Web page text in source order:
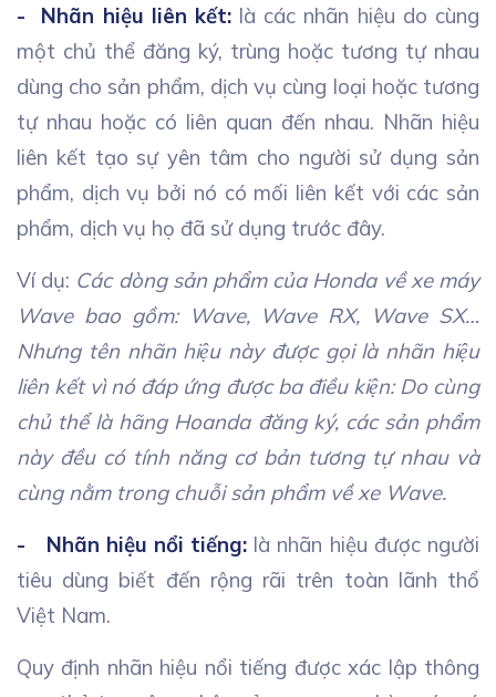
- Nhãn hiệu liên kết:là các nhãn hiệu do cùng
một chủ thể đăng ký, trùng hoặc tương tự nhau
dùng cho sản phẩm, dịch vụ cùng loại hoặc tương
tự nhau hoặc có liên quan đến nhau. Nhãn hiệu
liên kết tạo sự yên tâm cho người sử dụng sản
phẩm, dịch vụ bởi nó có mối liên kết với các sản
phẩm, dịch vụ họ đã sử dụng trước đây.
Ví dụ: Các dòng sản phẩm của Honda về xe máy
Wave bao gồm: Wave, Wave RX, Wave SX…
Nhưng tên nhãn hiệu này được gọi là nhãn hiệu
liên kết vì nó đáp ứng được ba điều kiện: Do cùng
chủ thể là hãng Hoanda đăng ký, các sản phẩm
này đều có tính năng cơ bản tương tự nhau và
cùng nằm trong chuỗi sản phẩm về xe Wave.
- Nhãn hiệu nổi tiếng: là nhãn hiệu được người
tiêu dùng biết đến rộng rãi trên toàn lãnh thổ
Việt Nam.
Quy định nhãn hiệu nổi tiếng được xác lập thông